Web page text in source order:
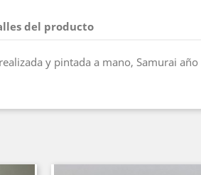
del producto
y pintada a mano, Samurai año